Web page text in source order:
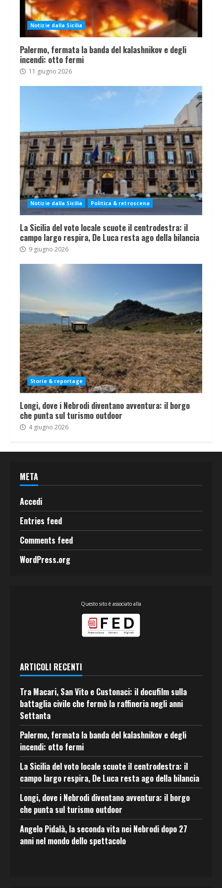
Notizie dalla Sicilia
Palermo, fermata la banda del kalashnikov e degli
incendi: otto fermi
11 giugno 2026
Notizie dalla Sicilia Politica & retroscena
La Sicilia del voto locale scuote il centrodestra: il
campo largo respira, De Luca resta ago della bilancia
9 giugno 2026
Storie & reportage
Longi, dove i Nebrodi diventano avventura: il borgo
che punta sul turismo outdoor
4 giugno 2026
META
Accedi
Entries feed
Comments feed
WordPress.org
Questo sito è associato alla
ARTICOLI RECENTI
Tra Macari, San Vito e Custonaci: il docufilm sulla
battaglia civile che fermò la raffineria negli anni
Settanta
Palermo, fermata la banda del kalashnikov e degli
incendi: otto fermi
La Sicilia del voto locale scuote il centrodestra: il
campo largo respira, De Luca resta ago della bilancia
Longi, dove i Nebrodi diventano avventura: il borgo
che punta sul turismo outdoor
Angelo Pidalà, la seconda vita nei Nebrodi dopo 27
anni nel mondo dello spettacolo